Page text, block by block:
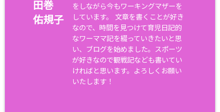
田巻
佑規子
をしながら今もワーキングマザーを
しています。 文章を書くことが好き
なので、時間を見つけて育児日記的
なワーママ記を綴っていきたいと思
い、ブログを始めました。スポーツ
が好きなので観戦記なども書いてい
ければと思います。よろしくお願い
いたします！